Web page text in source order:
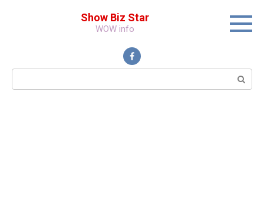
Show Biz Star
WOW info
Поиск: